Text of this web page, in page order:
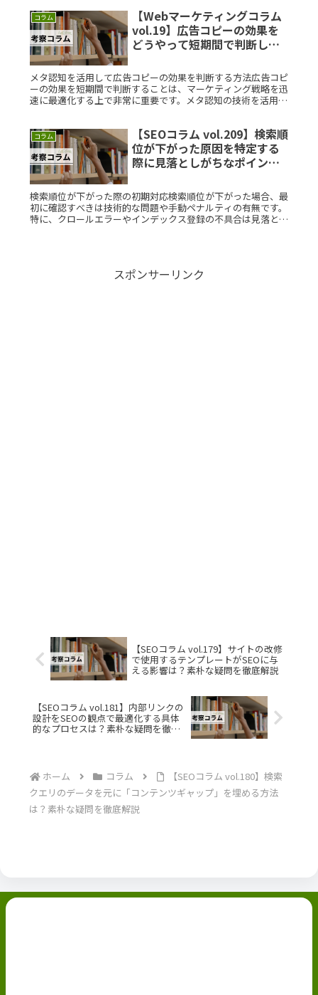
コラム
【Webマーケティングコラム
vol.19】広告コピーの効果を
どうやって短期間で判断しま
メタ認知を活用して広告コピーの効果を判断する方法広告コピ
ーの効果を短期間で判断することは、マーケティング戦略を迅
速に最適化する上で非常に重要です。メタ認知の技術を活用す
コラム
【SEOコラム vol.209】検索順
位が下がった原因を特定する
際に見落としがちなポイント
検索順位が下がった際の初期対応検索順位が下がった場合、最
初に確認すべきは技術的な問題や手動ペナルティの有無です。
特に、クロールエラーやインデックス登録の不具合は見落とさ
スポンサーリンク
【SEOコラム vol.179】サイトの改修
で使用するテンプレートがSEOに与
える影響は？素朴な疑問を徹底解説
【SEOコラム vol.181】内部リンクの
設計をSEOの観点で最適化する具体
的なプロセスは？素朴な疑問を徹底
ホーム コラム
【SEOコラム vol.180】検索
クエリのデータを元に「コンテンツギャップ」を埋める方法
は？素朴な疑問を徹底解説